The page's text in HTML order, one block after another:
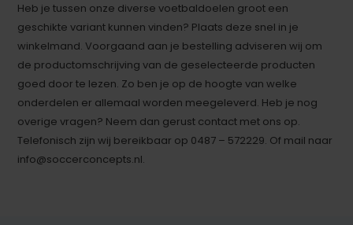
Heb je tussen onze diverse voetbaldoelen groot een
geschikte variant kunnen vinden? Plaats deze snel in je
winkelmand. Voorgaand aan je bestelling adviseren wij om
de productomschrijving van de geselecteerde producten
goed door te lezen. Zo ben je op de hoogte van welke
onderdelen er allemaal worden meegeleverd. Heb je nog
overige vragen? Neem dan gerust contact met ons op.
Telefonisch zijn wij bereikbaar op 0487 – 572229. Of mail naar
info@soccerconcepts.nl.